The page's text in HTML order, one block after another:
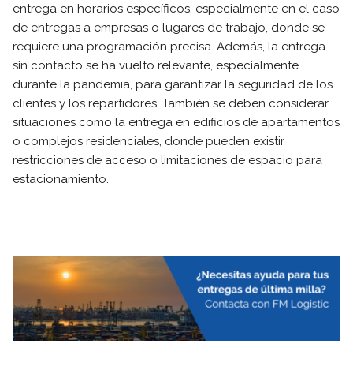
entrega en horarios específicos, especialmente en el caso
de entregas a empresas o lugares de trabajo, donde se
requiere una programación precisa. Además, la entrega
sin contacto se ha vuelto relevante, especialmente
durante la pandemia, para garantizar la seguridad de los
clientes y los repartidores. También se deben considerar
situaciones como la entrega en edificios de apartamentos
o complejos residenciales, donde pueden existir
restricciones de acceso o limitaciones de espacio para
estacionamiento.